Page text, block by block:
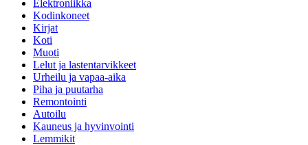
Elektroniikka
Kodinkoneet
Kirjat
Koti
Muoti
Lelut ja lastentarvikkeet
Urheilu ja vapaa-aika
Piha ja puutarha
Remontointi
Autoilu
Kauneus ja hyvinvointi
Lemmikit